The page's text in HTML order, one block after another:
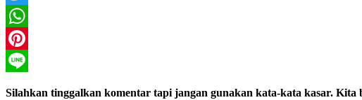
Twitter
WhatsApp
Pinterest
Silahkan tinggalkan komentar tapi jangan gunakan kata-kata kasar. Kita